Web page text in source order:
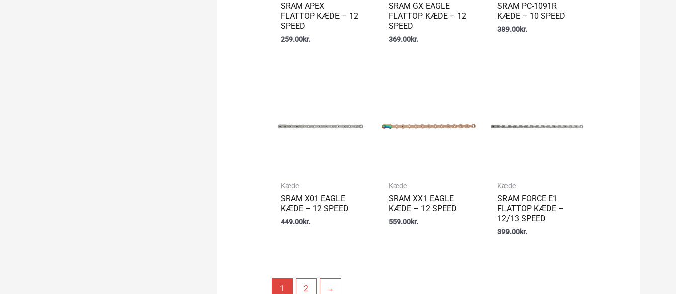
SRAM APEX
FLATTOP KÆDE – 12
SPEED
259.00kr.
SRAM GX EAGLE
FLATTOP KÆDE – 12
SPEED
369.00kr.
SRAM PC-1091R
KÆDE – 10 SPEED
389.00kr.
Kæde
SRAM X01 EAGLE
KÆDE – 12 SPEED
449.00kr.
Kæde
SRAM XX1 EAGLE
KÆDE – 12 SPEED
559.00kr.
Kæde
SRAM FORCE E1
FLATTOP KÆDE –
12/13 SPEED
399.00kr.
1 2 →